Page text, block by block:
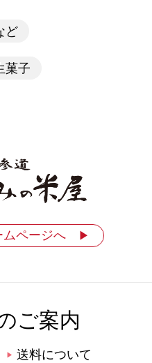
ど
菓子
ムページへ ▶
ご案内
▶ 送料について